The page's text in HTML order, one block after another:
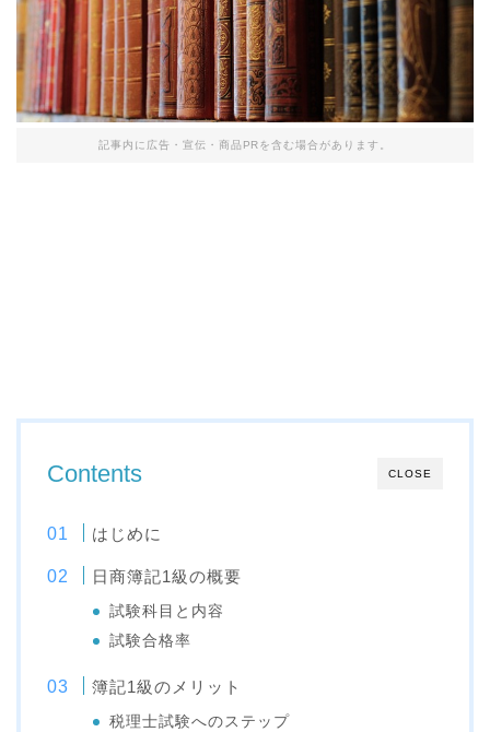
記事内に広告・宣伝・商品PRを含む場合があります。
CLOSE
Contents
はじめに
日商簿記1級の概要
試験科目と内容
試験合格率
簿記1級のメリット
税理士試験へのステップ